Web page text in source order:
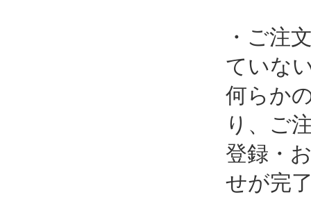
・ご注
ていな
何らか
り、ご
登録・
せが完